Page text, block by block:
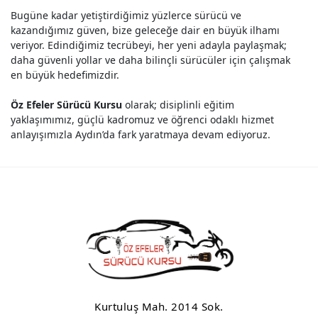
Bugüne kadar yetiştirdiğimiz yüzlerce sürücü ve
kazandığımız güven, bize geleceğe dair en büyük ilhamı
veriyor. Edindiğimiz tecrübeyi, her yeni adayla paylaşmak;
daha güvenli yollar ve daha bilinçli sürücüler için çalışmak
en büyük hedefimizdir.
Öz Efeler Sürücü Kursu olarak; disiplinli eğitim
yaklaşımımız, güçlü kadromuz ve öğrenci odaklı hizmet
anlayışımızla Aydın’da fark yaratmaya devam ediyoruz.
Kurtuluş Mah. 2014 Sok.